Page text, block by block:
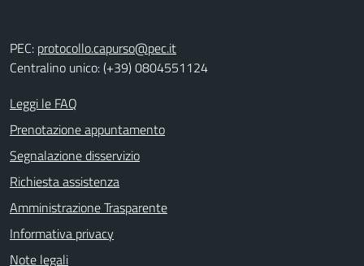
PEC: protocollo.capurso@pec.it
Centralino unico: (+39) 0804551124
Leggi le FAQ
Prenotazione appuntamento
Segnalazione disservizio
Richiesta assistenza
Amministrazione Trasparente
Informativa privacy
Note legali